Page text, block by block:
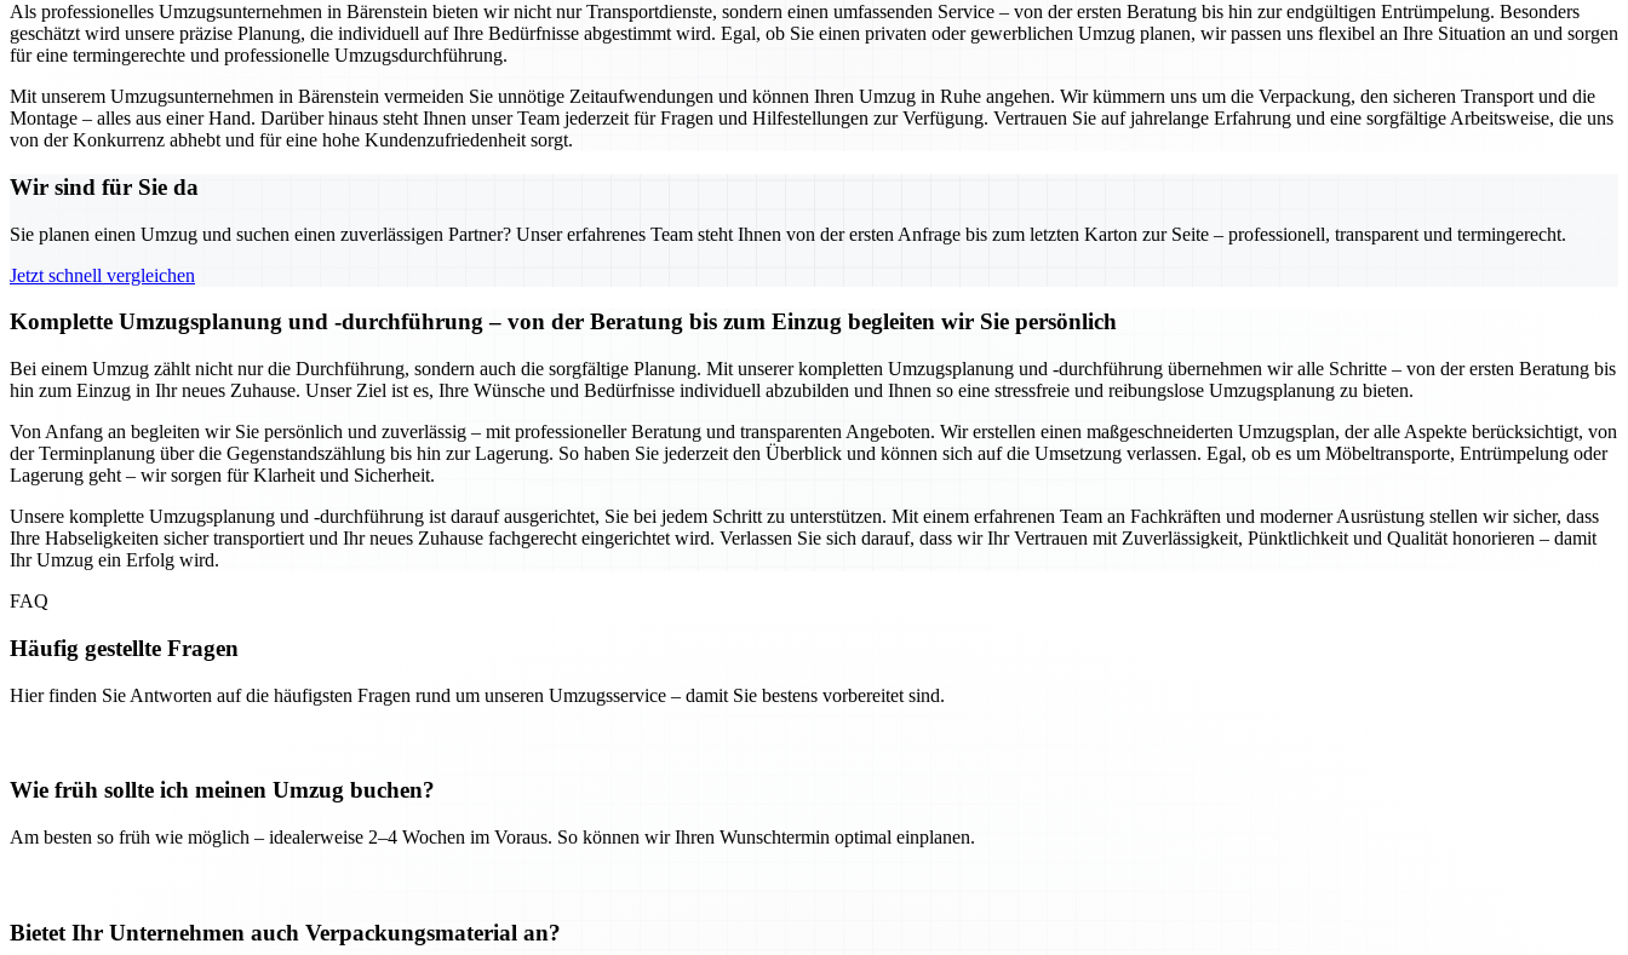
Als professionelles Umzugsunternehmen in Bärenstein bieten wir nicht nur Transportdienste, sondern einen umfassenden Service – von der ersten Beratung bis hin zur endgültigen Entrümpelung. Besonders
geschätzt wird unsere präzise Planung, die individuell auf Ihre Bedürfnisse abgestimmt wird. Egal, ob Sie einen privaten oder gewerblichen Umzug planen, wir passen uns flexibel an Ihre Situation an und sorgen
für eine termingerechte und professionelle Umzugsdurchführung.
Mit unserem Umzugsunternehmen in Bärenstein vermeiden Sie unnötige Zeitaufwendungen und können Ihren Umzug in Ruhe angehen. Wir kümmern uns um die Verpackung, den sicheren Transport und die
Montage – alles aus einer Hand. Darüber hinaus steht Ihnen unser Team jederzeit für Fragen und Hilfestellungen zur Verfügung. Vertrauen Sie auf jahrelange Erfahrung und eine sorgfältige Arbeitsweise, die uns
von der Konkurrenz abhebt und für eine hohe Kundenzufriedenheit sorgt.
Wir sind für Sie da
Sie planen einen Umzug und suchen einen zuverlässigen Partner? Unser erfahrenes Team steht Ihnen von der ersten Anfrage bis zum letzten Karton zur Seite – professionell, transparent und termingerecht.
Jetzt schnell vergleichen
Komplette Umzugsplanung und -durchführung – von der Beratung bis zum Einzug begleiten wir Sie persönlich
Bei einem Umzug zählt nicht nur die Durchführung, sondern auch die sorgfältige Planung. Mit unserer kompletten Umzugsplanung und -durchführung übernehmen wir alle Schritte – von der ersten Beratung bis
hin zum Einzug in Ihr neues Zuhause. Unser Ziel ist es, Ihre Wünsche und Bedürfnisse individuell abzubilden und Ihnen so eine stressfreie und reibungslose Umzugsplanung zu bieten.
Von Anfang an begleiten wir Sie persönlich und zuverlässig – mit professioneller Beratung und transparenten Angeboten. Wir erstellen einen maßgeschneiderten Umzugsplan, der alle Aspekte berücksichtigt, von
der Terminplanung über die Gegenstandszählung bis hin zur Lagerung. So haben Sie jederzeit den Überblick und können sich auf die Umsetzung verlassen. Egal, ob es um Möbeltransporte, Entrümpelung oder
Lagerung geht – wir sorgen für Klarheit und Sicherheit.
Unsere komplette Umzugsplanung und -durchführung ist darauf ausgerichtet, Sie bei jedem Schritt zu unterstützen. Mit einem erfahrenen Team an Fachkräften und moderner Ausrüstung stellen wir sicher, dass
Ihre Habseligkeiten sicher transportiert und Ihr neues Zuhause fachgerecht eingerichtet wird. Verlassen Sie sich darauf, dass wir Ihr Vertrauen mit Zuverlässigkeit, Pünktlichkeit und Qualität honorieren – damit
Ihr Umzug ein Erfolg wird.
FAQ
Häufig gestellte Fragen
Hier finden Sie Antworten auf die häufigsten Fragen rund um unseren Umzugsservice – damit Sie bestens vorbereitet sind.
Wie früh sollte ich meinen Umzug buchen?
Am besten so früh wie möglich – idealerweise 2–4 Wochen im Voraus. So können wir Ihren Wunschtermin optimal einplanen.
Bietet Ihr Unternehmen auch Verpackungsmaterial an?